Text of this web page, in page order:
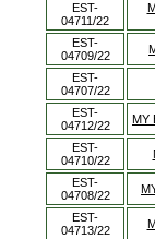
EST-
04711/22
EST-
04709/22
EST-
04707/22
EST-
04712/22
MY
EST-
04710/22
EST-
04708/22
EST-
04713/22